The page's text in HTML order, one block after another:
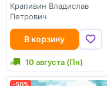
Крапивин Владислав
Петрович
В корзину
10 августа (Пн)